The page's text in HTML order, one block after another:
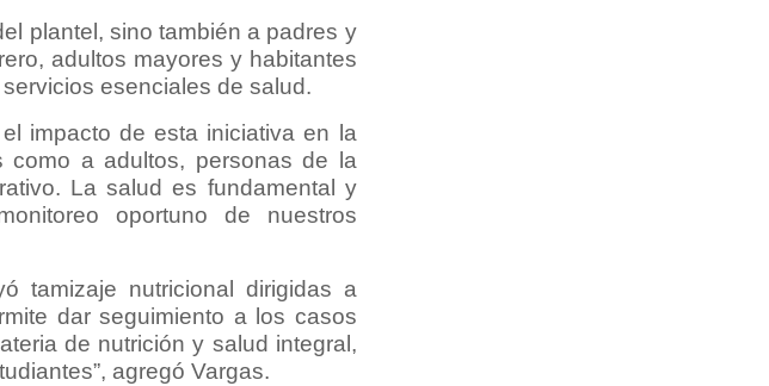
plantel, sino también a padres y
adultos mayores y habitantes
esenciales de salud.
impacto de esta iniciativa en la
como a adultos, personas de la
La salud es fundamental y
oportuno de nuestros
tamizaje nutricional dirigidas a
dar seguimiento a los casos
de nutrición y salud integral,
agregó Vargas.